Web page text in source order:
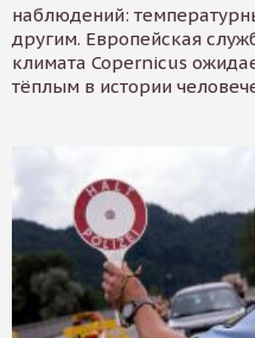
наблюдений:
другим. Европейская
климата Copernicus
тёплым в истории